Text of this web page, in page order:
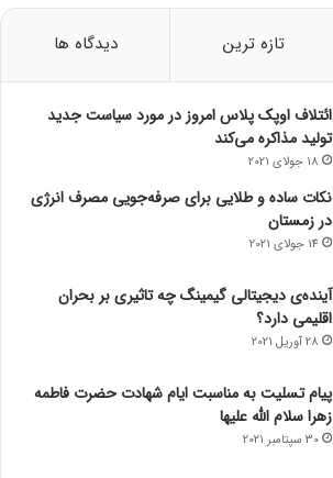
تازه ترین دیدگاه ها
ائتلاف اوپک پلاس امروز در مورد سیاست جدید
تولید مذاکره می‌کند
18 جولای 2021
نکات ساده و طلایی برای صرفه‌جویی مصرف انرژی
در زمستان
14 جولای 2021
آینده‌ی دیجیتالی گیمینگ چه تاثیری بر بحران
اقلیمی دارد؟
28 آوریل 2021
پیام تسلیت به مناسبت ایام شهادت حضرت فاطمه
زهرا سلام الله علیها
30 سپتامبر 2021